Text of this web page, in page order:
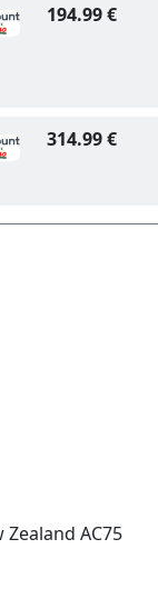
194.99 €
314.99 €
Zealand AC75